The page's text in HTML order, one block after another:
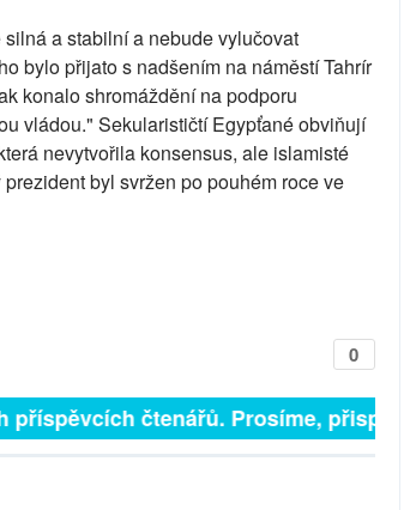
a stabilní a nebude vylučovat
bylo přijato s nadšením na náměstí Tahrír
konalo shromáždění na podporu
vládou." Sekularističtí Egypťané obviňují
nevytvořila konsensus, ale islamisté
byl svržen po pouhém roce ve
0
čtenářů. Prosíme, přispějte. ➥